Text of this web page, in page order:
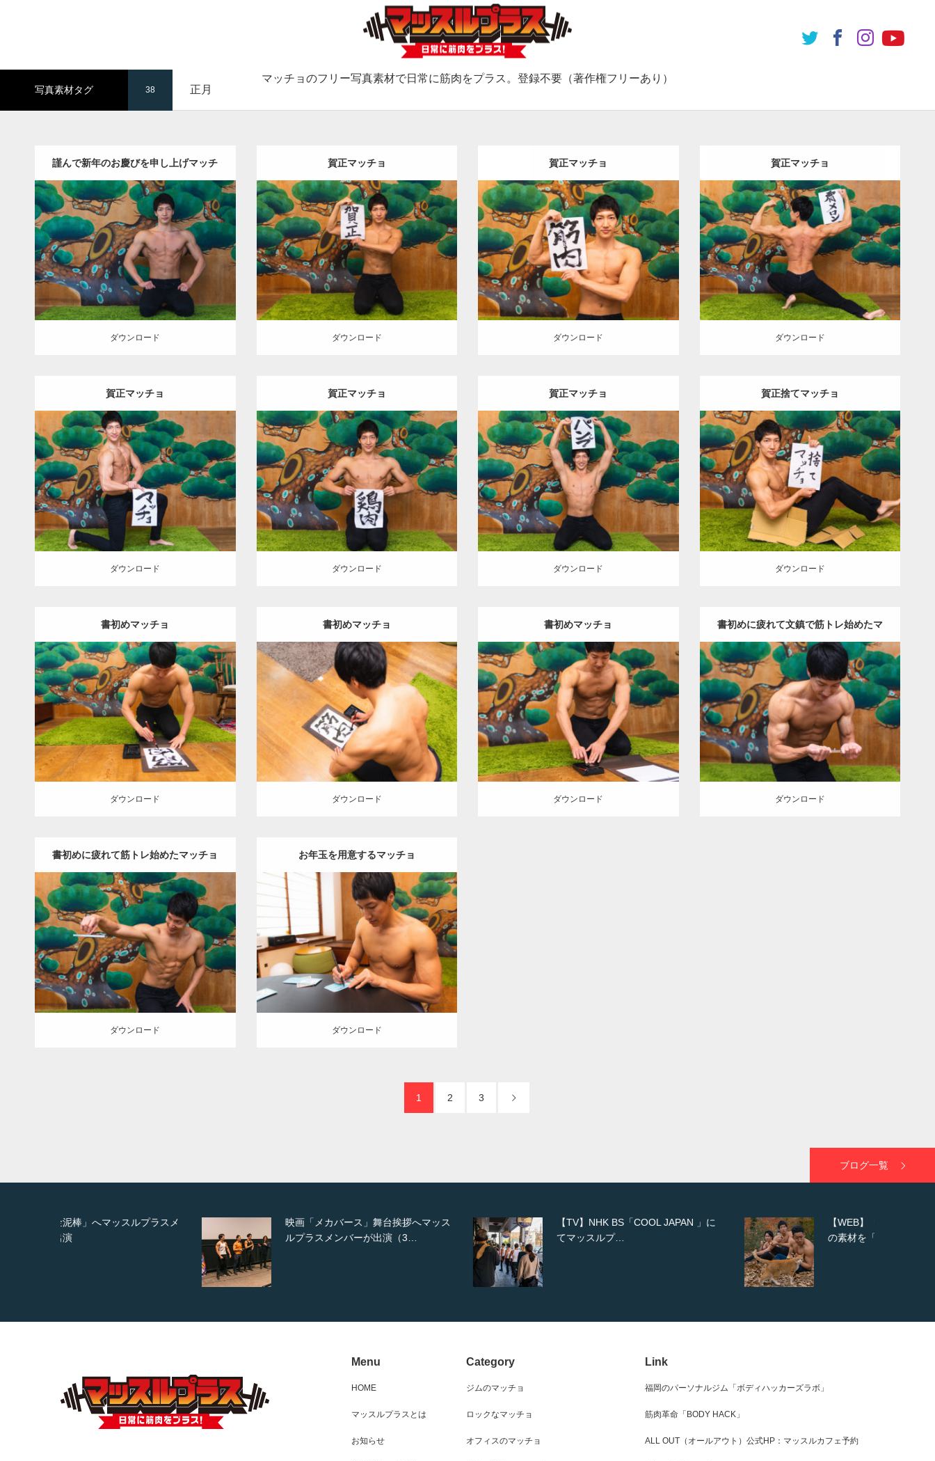
マッチョのフリー写真素材で日常に筋肉をプラス。登録不要（著作権フリーあり）
写真素材タグ 38 正月
謹んで新年のお慶びを申し上げマッチ
ョ
Update:
2022.01.23
Category:年末年始のマッチョ オレンジ
の人
AKIHITO(細マッチョ) 腹筋
ダウンロード
ダウンロード
賀正マッチョ
Update:2022.01.23
Category:年末年始のマッチョ オレンジ
の人 AKIHITO(細マッチョ)
ダウンロード
ダウンロード
賀正マッチョ
Update:2022.01.23
Category:年末年始のマッチョ オレンジ
の人 AKIHITO(細マッチョ)
ダウンロード
ダウンロード
賀正マッチョ
Update:2022.01.23
Category:年末年始のマッチョ オレンジ
の人 AKIHITO(細マッチョ) 背中 肩
ダウンロード
ダウンロード
賀正マッチョ
Update:2022.01.23
Category: 年末年始のマッチョ オレンジ
の人 AKIHITO(細マッチョ) 上腕三頭筋
肩
ダウンロード
ダウンロード
賀正マッチョ
Update:2022.01.23
Category:年末年始のマッチョ オレンジ
の人 AKIHITO(細マッチョ) 肩
ダウンロード
ダウンロード
賀正マッチョ
Update:2022.01.23
Category:年末年始のマッチョ オレンジ
の人 AKIHITO(細マッチョ) 腹筋
ダウンロード
ダウンロード
賀正捨てマッチョ
Update:2022.01.23
Category:年末年始のマッチョ オレンジ
の人 AKIHITO(細マッチョ)
上腕三頭筋
肩 捨てマッチョ
ダウンロード
ダウンロード
書初めマッチョ
Update:2022.01.23
Category:年末年始のマッチョ オレンジ
の人 AKIHITO(細マッチョ)
ダウンロード
ダウンロード
書初めマッチョ
Update:
2022.01.23
Category:
年末年始のマッチョ
オレンジ
の人
AKIHITO(細マッチョ) 背中
ダウンロード
ダウンロード
書初めマッチョ
Update: 2022.01.23
Category:年末年始のマッチョ
オレンジ
の人 AKIHITO(細マッチョ) 腹筋 肩
ダウンロード
ダウンロード
書初めに疲れて文鎮で筋トレ始めたマ
ッチョ(アームカール)
Update: 2022.01.23
Category:年末年始のマッチョ オレンジ
の人 AKIHITO(細マッチョ) 上腕二頭筋
肩
ダウンロード
ダウンロード
書初めに疲れて筋トレ始めたマッチョ
(サイドレイズ)
Update:2022.01.23
Category:年末年始のマッチョ オレンジ
の人 AKIHITO(細マッチョ) 腹筋
ダウンロード
ダウンロード
お年玉を用意するマッチョ
Update:
2022.01.23
Category:
年末年始のマッチョ オレンジ
の人 AKIHITO(細マッチョ) 大胸筋
ダウンロード
ダウンロード
1 2 3
ブログ一覧
映画「メカバース」舞台挨拶へマッス
ルプラスメンバーが出演（3…
【TV】NHK BS「COOL JAPAN 」に
てマッスルプ…
【WEB】「猫と焼き芋とマッチョ」
の素材を「ねとらぼ」さんに…
Menu
HOME
マッスルプラスとは
お知らせ
Category
ジムのマッチョ
ロックなマッチョ
オフィスのマッチョ
Link
福岡のパーソナルジム「ボディハッカーズラボ」
筋肉革命「BODY HACK」
ALL OUT（オールアウト）公式HP：マッスルカフェ予約